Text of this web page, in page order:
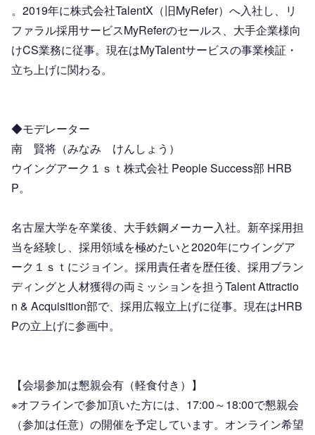
。2019年に株式会社TalentX（旧MyRefer）へ入社し、リ
ファラル採用サービスMyReferのセールス、大手企業様向
けCS業務に従事。現在はMyTalentサービスの事業検証・
立ち上げに関わる。
◆モデレーター
南　賢将（みなみ　けんしょう）
ウイングアーク１ｓｔ株式会社 People Success部 HRB
P。
名古屋大学を卒業後、大手鉄鋼メーカー入社。新卒採用担
当を経験し、採用領域を極めたいと2020年にウイングア
ーク１ｓｔにジョイン。採用責任者を歴任後、採用ブラン
ディングと人材獲得の両ミッションを担うTalent Attractio
n & Acquisition部で、採用広報立上げに従事。現在はHRB
Pの立上げに参画中。
【会場参加は懇親会有（軽食付き）】
※オフラインで参加頂いた方には、17:00～18:00で懇親会
（参加は任意）の開催を予定しています。オンライン希望